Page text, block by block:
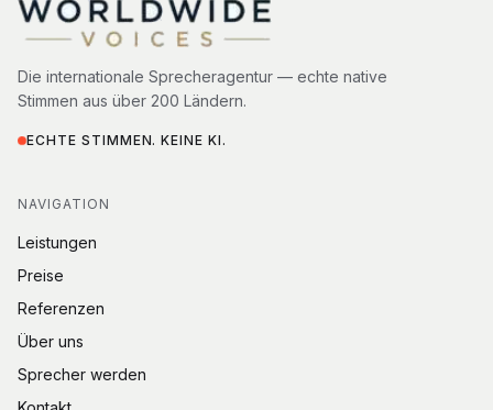
Die internationale Sprecheragentur — echte native
Stimmen aus über 200 Ländern.
ECHTE STIMMEN. KEINE KI.
NAVIGATION
Leistungen
Preise
Referenzen
Über uns
Sprecher werden